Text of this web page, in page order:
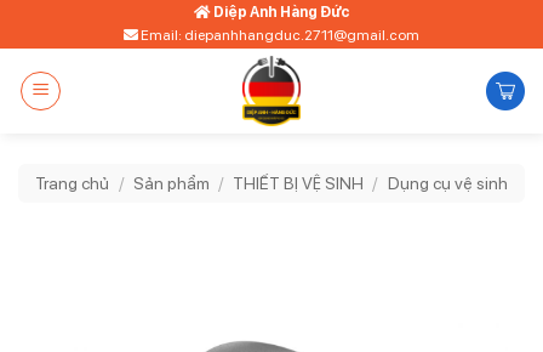
qua
dung
Diệp Anh Hàng Đức
Email: diepanhhangduc.2711@gmail.com
Trang chủ / Sản phẩm / THIẾT BỊ VỆ SINH / Dụng cụ vệ sinh